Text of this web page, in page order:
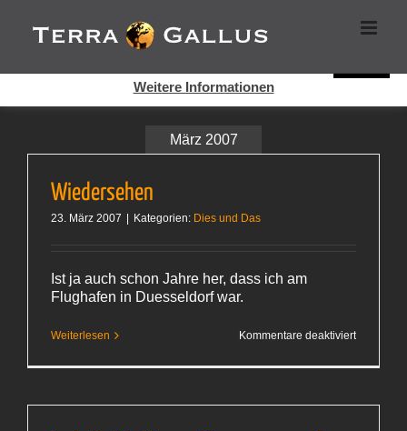
Inhalt
springen
März 2007
Wiedersehen
23. März 2007 Kategorien: Dies und Das
Ist ja auch schon Jahre her, dass ich am
Flughafen in Duesseldorf war.
Weiterlesen Kommentare deaktiviertfür
Cookies helfen auf auf dieser Seite bei der Bereitstellung der
Dienste. Durch die Nutzung dieser Webseite erklären Sie sich
Weitere Informationen